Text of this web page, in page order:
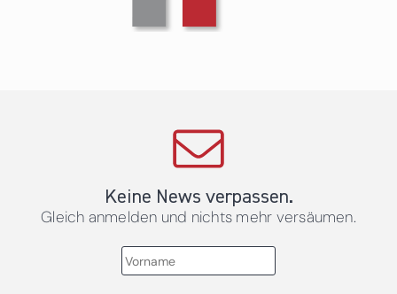
Keine News verpassen.
Gleich anmelden und nichts mehr versäumen.